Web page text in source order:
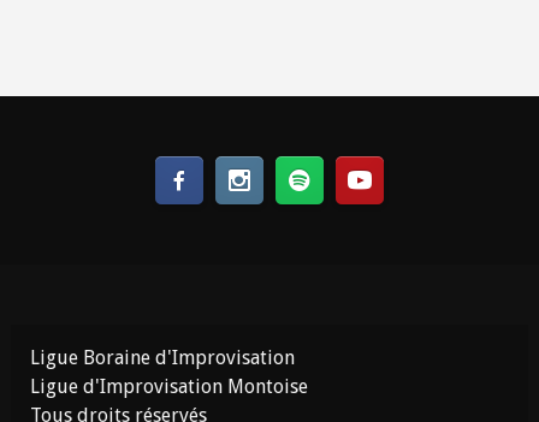
Ligue Boraine d'Improvisation
Ligue d'Improvisation Montoise
Tous droits réservés